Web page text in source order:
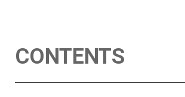
CONTENTS